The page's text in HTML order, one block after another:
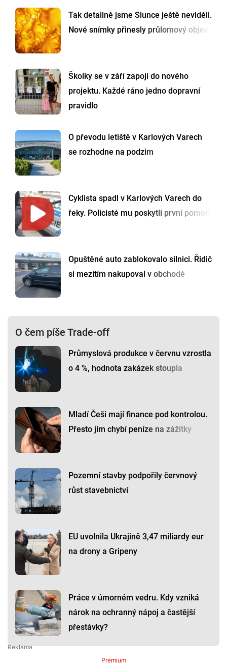
Tak detailně jsme Slunce ještě neviděli.
Nové snímky přinesly průlomový objev
Školky se v září zapojí do nového
projektu. Každé ráno jedno dopravní
pravidlo
O převodu letiště v Karlových Varech
se rozhodne na podzim
Cyklista spadl v Karlových Varech do
řeky. Policisté mu poskytli první pomoc
Opuštěné auto zablokovalo silnici. Řidič
si mezitím nakupoval v obchodě
O čem píše Trade-off
Průmyslová produkce v červnu vzrostla
o 4 %, hodnota zakázek stoupla
Mladí Češi mají finance pod kontrolou.
Přesto jim chybí peníze na zážitky
Pozemní stavby podpořily červnový
růst stavebnictví
EU uvolnila Ukrajině 3,47 miliardy eur
na drony a Gripeny
Práce v úmorném vedru. Kdy vzniká
nárok na ochranný nápoj a častější
přestávky?
Premium